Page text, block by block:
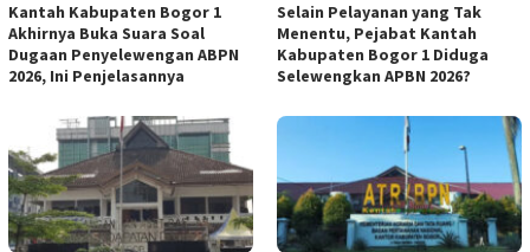
Kantah Kabupaten Bogor 1
Akhirnya Buka Suara Soal
Dugaan Penyelewengan ABPN
2026, Ini Penjelasannya
Selain Pelayanan yang Tak
Menentu, Pejabat Kantah
Kabupaten Bogor 1 Diduga
Selewengkan APBN 2026?